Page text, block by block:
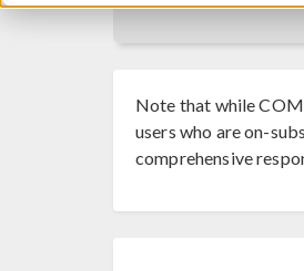
Note that while
users who are on-
comprehensive